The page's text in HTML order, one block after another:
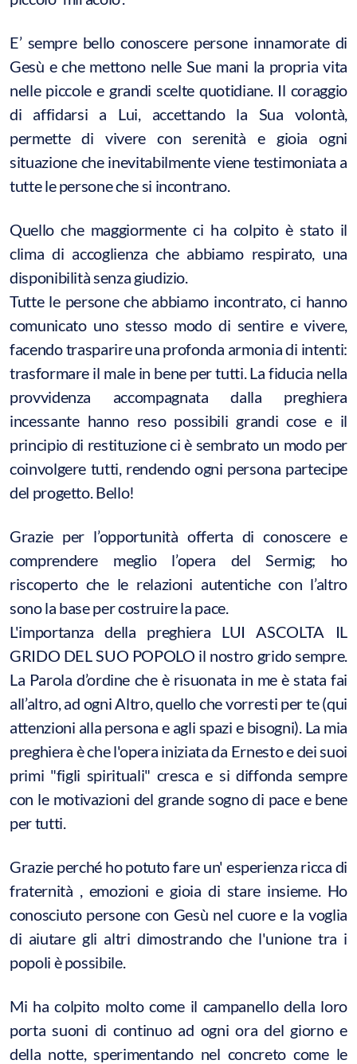
E’ sempre bello conoscere persone innamorate di
Gesù e che mettono nelle Sue mani la propria vita
nelle piccole e grandi scelte quotidiane. Il coraggio
di affidarsi a Lui, accettando la Sua volontà,
permette di vivere con serenità e gioia ogni
situazione che inevitabilmente viene testimoniata a
tutte le persone che si incontrano.
Quello che maggiormente ci ha colpito è stato il
clima di accoglienza che abbiamo respirato, una
disponibilità senza giudizio.
Tutte le persone che abbiamo incontrato, ci hanno
comunicato uno stesso modo di sentire e vivere,
facendo trasparire una profonda armonia di intenti:
trasformare il male in bene per tutti. La fiducia nella
provvidenza accompagnata dalla preghiera
incessante hanno reso possibili grandi cose e il
principio di restituzione ci è sembrato un modo per
coinvolgere tutti, rendendo ogni persona partecipe
del progetto. Bello!
Grazie per l’opportunità offerta di conoscere e
comprendere meglio l’opera del Sermig; ho
riscoperto che le relazioni autentiche con l’altro
sono la base per costruire la pace.
L'importanza della preghiera LUI ASCOLTA IL
GRIDO DEL SUO POPOLO il nostro grido sempre.
La Parola d’ordine che è risuonata in me è stata fai
all’altro, ad ogni Altro, quello che vorresti per te (qui
attenzioni alla persona e agli spazi e bisogni). La mia
preghiera è che l'opera iniziata da Ernesto e dei suoi
primi "figli spirituali" cresca e si diffonda sempre
con le motivazioni del grande sogno di pace e bene
per tutti.
Grazie perché ho potuto fare un' esperienza ricca di
fraternità , emozioni e gioia di stare insieme. Ho
conosciuto persone con Gesù nel cuore e la voglia
di aiutare gli altri dimostrando che l'unione tra i
popoli è possibile.
Mi ha colpito molto come il campanello della loro
porta suoni di continuo ad ogni ora del giorno e
della notte, sperimentando nel concreto come le